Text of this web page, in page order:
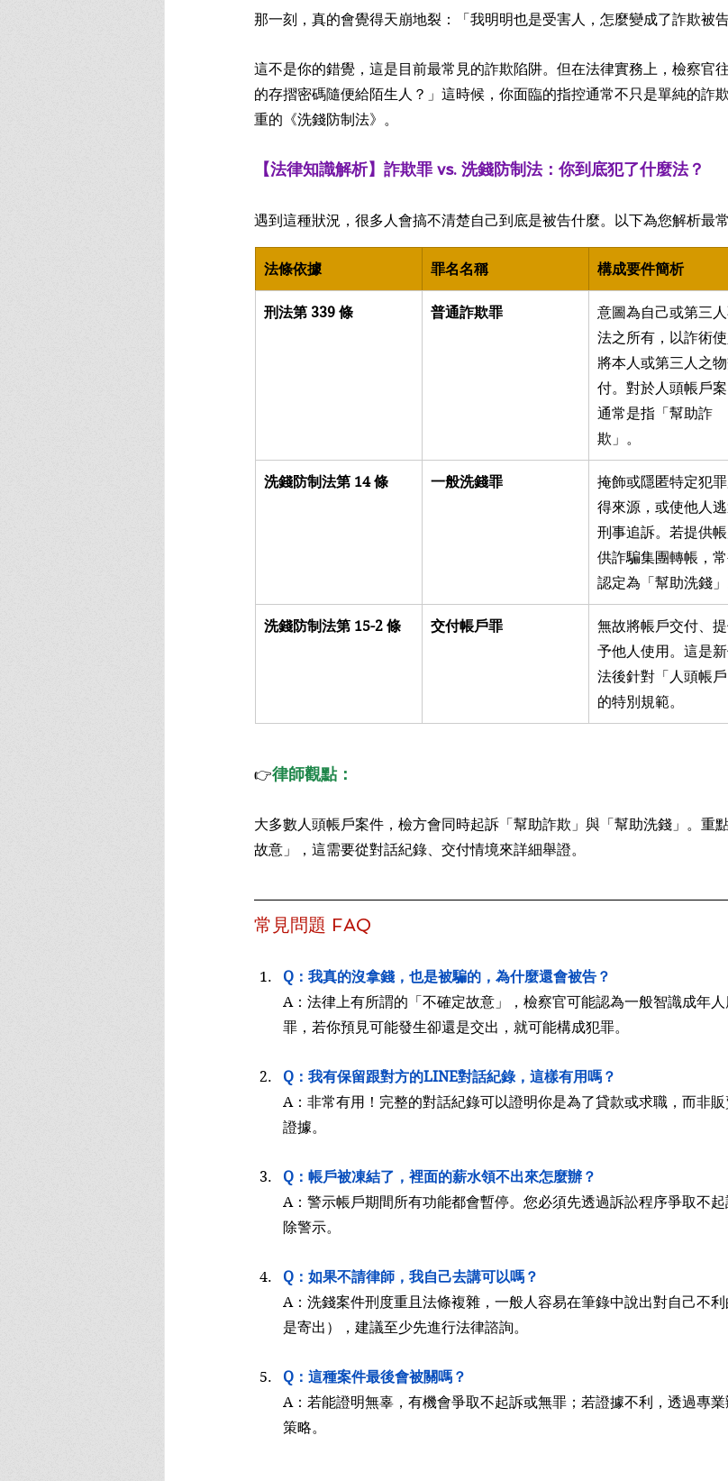
那一刻，真的會覺得天崩地裂：「我明明也是受害人，怎麼變成了詐欺被告
這不是你的錯覺，這是目前最常見的詐欺陷阱。但在法律實務上，檢察官
的存摺密碼隨便給陌生人？」這時候，你面臨的指控通常不只是單純的詐
重的《洗錢防制法》。
【法律知識解析】詐欺罪 vs. 洗錢防制法：你到底犯了什麼法？
遇到這種狀況，很多人會搞不清楚自己到底是被告什麼。以下為您解析最
法條依據 罪名名稱 構成要件簡析
刑法第 339 條 普通詐欺罪
意圖為自己或第三
法之所有，以詐術
將本人或第三人之
付。對於人頭帳戶案
通常是指「幫助詐
欺」。
洗錢防制法第 14 條 一般洗錢罪
掩飾或隱匿特定犯
得來源，或使他人
刑事追訴。若提供
供詐騙集團轉帳，
認定為「幫助洗錢」
洗錢防制法第 15-2 條 交付帳戶罪
無故將帳戶交付、
予他人使用。這是
法後針對「人頭帳戶
的特別規範。
👉律師觀點：
大多數人頭帳戶案件，檢方會同時起訴「幫助詐欺」與「幫助洗錢」。重
故意」，這需要從對話紀錄、交付情境來詳細舉證。
常見問題 FAQ
Q：我真的沒拿錢，也是被騙的，為什麼還會被告？
A：法律上有所謂的「不確定故意」，檢察官可能認為一般智識成年
罪，若你預見可能發生卻還是交出，就可能構成犯罪。
Q：我有保留跟對方的LINE對話紀錄，這樣有用嗎？
A：非常有用！完整的對話紀錄可以證明你是為了貸款或求職，而非
證據。
Q：帳戶被凍結了，裡面的薪水領不出來怎麼辦？
A：警示帳戶期間所有功能都會暫停。您必須先透過訴訟程序爭取不
除警示。
Q：如果不請律師，我自己去講可以嗎？
A：洗錢案件刑度重且法條複雜，一般人容易在筆錄中說出對自己不
是寄出），建議至少先進行法律諮詢。
Q：這種案件最後會被關嗎？
A：若能證明無辜，有機會爭取不起訴或無罪；若證據不利，透過專
策略。